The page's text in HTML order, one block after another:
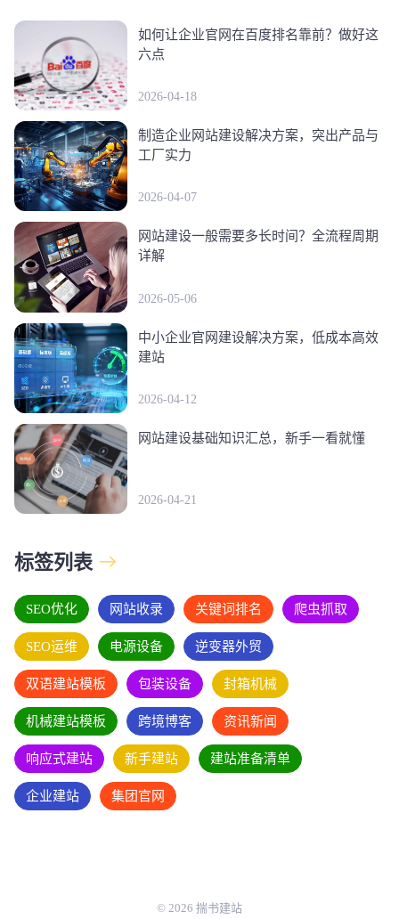
如何让企业官网在百度排名靠前？做好这
六点
2026-04-18
制造企业网站建设解决方案，突出产品与
工厂实力
2026-04-07
网站建设一般需要多长时间？全流程周期
详解
2026-05-06
中小企业官网建设解决方案，低成本高效
建站
2026-04-12
网站建设基础知识汇总，新手一看就懂
2026-04-21
标签列表
SEO优化 网站收录 关键词排名 爬虫抓取
SEO运维 电源设备 逆变器外贸
双语建站模板 包装设备 封箱机械
机械建站模板 跨境博客 资讯新闻
响应式建站 新手建站 建站准备清单
企业建站 集团官网
© 2026 揣书建站